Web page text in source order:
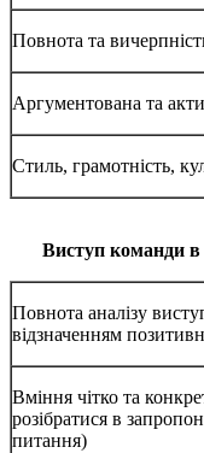
Повнота та
Аргументована та
Стиль, грамотність,
Виступ команди в
Повнота аналізу
відзначенням
Вміння чітко та
розібратися в
питання)